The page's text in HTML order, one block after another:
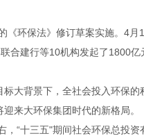
环保法》修订草案实施。4
合建行等10机构发起了1800亿
大背景下，全社会投入环保
来大环保集团时代的新格局。
“十三五"期间社会环保总投